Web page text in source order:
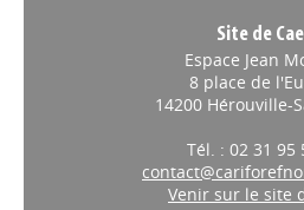
Site de
Espace Jean
8 place de
14200 Hérouville-
Tél. : 02 31 95
Venir sur le site